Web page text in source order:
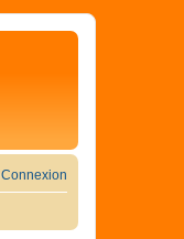
Connexion